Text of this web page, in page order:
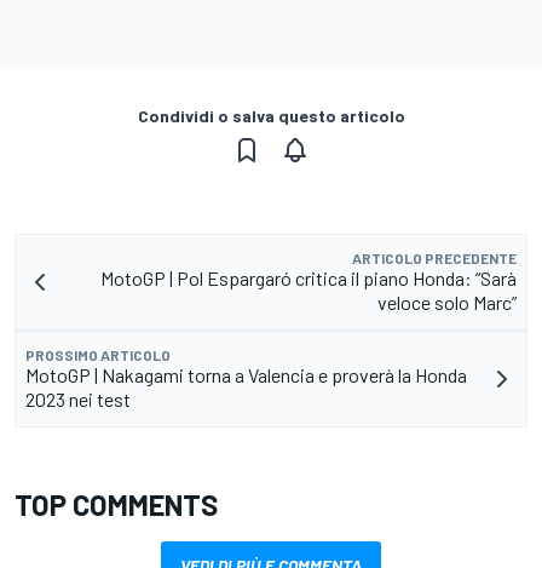
Condividi o salva questo articolo
ARTICOLO PRECEDENTE
MotoGP | Pol Espargaró critica il piano Honda: “Sarà
veloce solo Marc”
PROSSIMO ARTICOLO
MotoGP | Nakagami torna a Valencia e proverà la Honda
2023 nei test
TOP COMMENTS